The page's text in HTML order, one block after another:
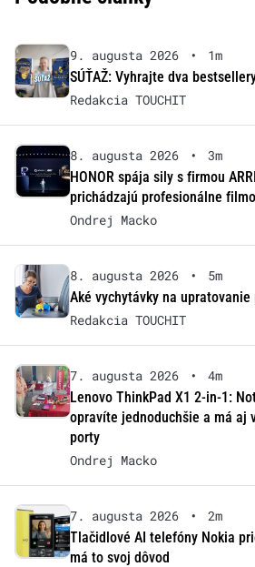
9. augusta 2026 •
1m
SÚŤAŽ: Vyhrajte dva
Redakcia TOUCHIT
8. augusta 2026 •
3m
HONOR spája sily s firmou
prichádzajú profesionálne
Ondrej Macko
8. augusta 2026 •
5m
Aké vychytávky na
Redakcia TOUCHIT
7. augusta 2026 •
4m
Lenovo ThinkPad X1 2-in-1:
opravíte jednoduchšie a má aj
porty
Ondrej Macko
7. augusta 2026 •
2m
Tlačidlové AI telefóny Nokia
má to svoj dôvod